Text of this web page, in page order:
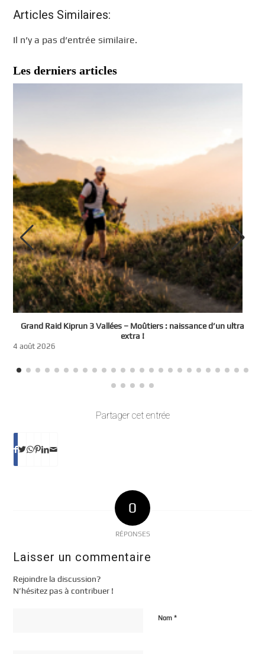
Articles Similaires:
Il n’y a pas d’entrée similaire.
Les derniers articles
Grand Raid Kiprun 3 Vallées – Moûtiers : naissance d’un ultra
extra !
4 août 2026
Partager cet entrée
0
RÉPONSES
Laisser un commentaire
Rejoindre la discussion?
N’hésitez pas à contribuer !
Nom*